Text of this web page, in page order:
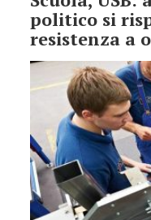
politico si
resistenza a